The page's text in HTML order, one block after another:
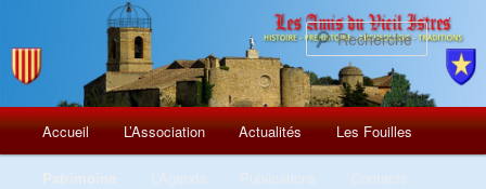
Menu
principal
Aller
Accueil L’Association Actualités Les Fouilles